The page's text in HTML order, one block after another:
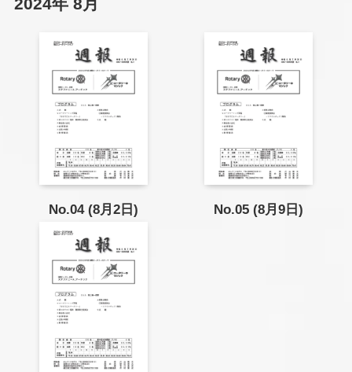
2024年 8月
No.04 (8月2日) No.05 (8月9日)